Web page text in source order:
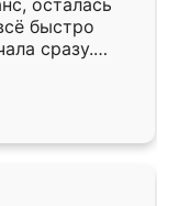
осталась
быстро
сразу.
подошёл к
Собрали
даже